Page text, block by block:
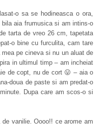
o sa se hodineasca o ora,
aia frumusica si am intins-o
tarta de vreo 26 cm, tapetata
o bine cu furculita, cam tare
pe cineva si nu un aluat de
in ultimul timp – am incheiat
de copt, nu de cort 😛 – aia o
doua de paste si am predat-o
Dupa care am scos-o si
vanilie. Oooo!! ce arome am